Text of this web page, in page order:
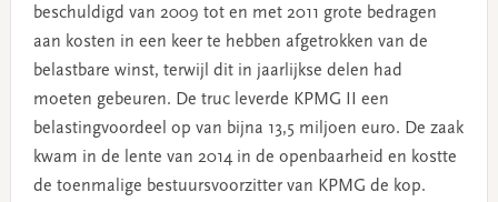
beschuldigd van 2009 tot en met 2011 grote bedragen
aan kosten in een keer te hebben afgetrokken van de
belastbare winst, terwijl dit in jaarlijkse delen had
moeten gebeuren. De truc leverde KPMG II een
belastingvoordeel op van bijna 13,5 miljoen euro. De zaak
kwam in de lente van 2014 in de openbaarheid en kostte
de toenmalige bestuursvoorzitter van KPMG de kop.